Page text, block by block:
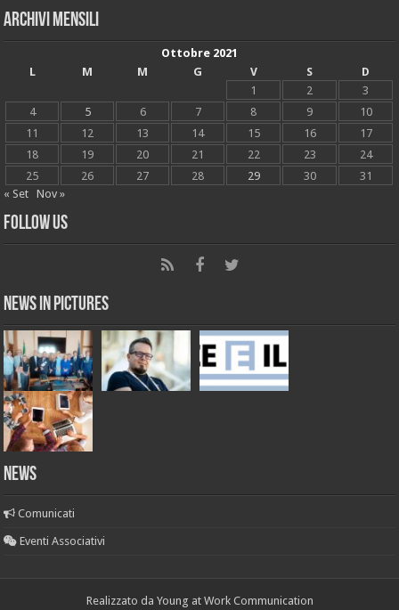
Archivi mensili
Ottobre 2021
L
M M G V S
D
1
2
3
4
5 6 7 8 9
10
11
12 13 14 15 16
17
18
19 20 21 22 23
24
25
26 27 28 29 30
31
« Set
Nov »
Follow Us
News in Pictures
NEWS
Comunicati
Eventi Associativi
Realizzato da Young at Work Communication